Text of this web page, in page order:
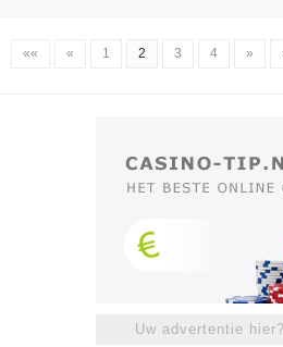
«« « 1 2 3 4 »
Uw advertentie